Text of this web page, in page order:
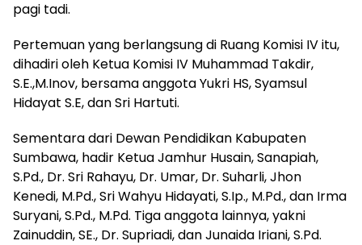
pagi tadi.
Pertemuan yang berlangsung di Ruang Komisi IV itu,
dihadiri oleh Ketua Komisi IV Muhammad Takdir,
S.E.,M.Inov, bersama anggota Yukri HS, Syamsul
Hidayat S.E, dan Sri Hartuti.
Sementara dari Dewan Pendidikan Kabupaten
Sumbawa, hadir Ketua Jamhur Husain, Sanapiah,
S.Pd., Dr. Sri Rahayu, Dr. Umar, Dr. Suharli, Jhon
Kenedi, M.Pd., Sri Wahyu Hidayati, S.Ip., M.Pd., dan Irma
Suryani, S.Pd., M.Pd. Tiga anggota lainnya, yakni
Zainuddin, SE., Dr. Supriadi, dan Junaida Iriani, S.Pd.